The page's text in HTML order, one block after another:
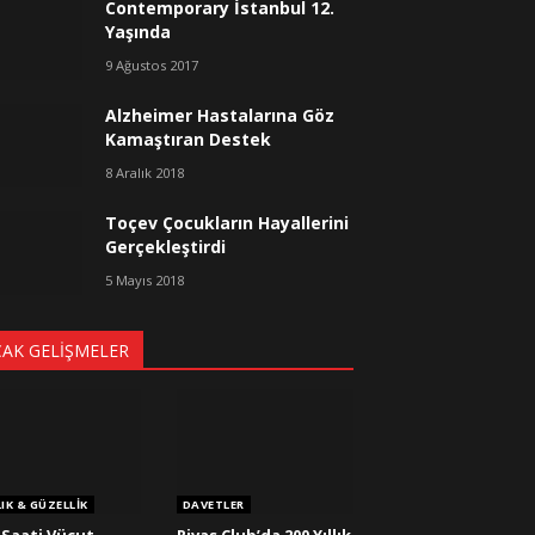
Contemporary İstanbul 12.
Yaşında
9 Ağustos 2017
Alzheimer Hastalarına Göz
Kamaştıran Destek
8 Aralık 2018
Toçev Çocukların Hayallerini
Gerçekleştirdi
5 Mayıs 2018
GELIŞMELER
& GÜZELLIK DAVETLER